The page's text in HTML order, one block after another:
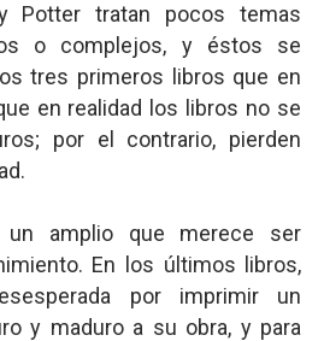
Potter tratan pocos temas
o complejos, y éstos se
tres primeros libros que en
en realidad los libros no se
por el contrario, pierden
amplio que merece ser
En los últimos libros,
por imprimir un
y maduro a su obra, y para